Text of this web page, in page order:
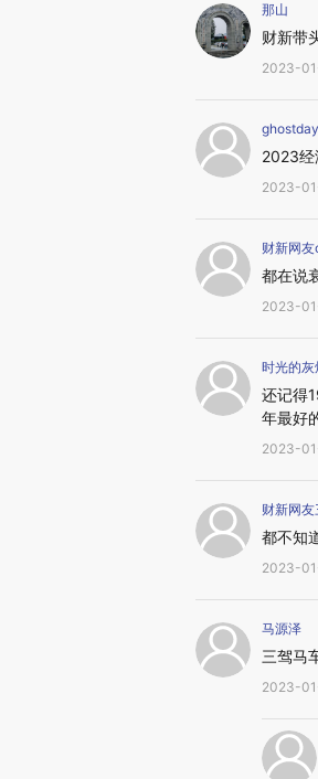
那山
财新带
2023-
ghostday
2023经
2023-
财新网
都在说
2023-
时光的灰
还记得
年最好
2023-
财新网友
都不知
2023-
马源泽
三驾马
2023-